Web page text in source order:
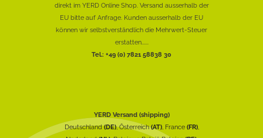
direkt im YERD Online Shop. Versand ausserhalb der
EU bitte auf Anfrage. Kunden ausserhalb der EU
können wir selbstverständlich die Mehrwert-Steuer
erstatten......
Tel.: +49 (0) 7821 58838 30
YERD Versand (shipping)
Deutschland(DE), Österreich(AT), France (FR),